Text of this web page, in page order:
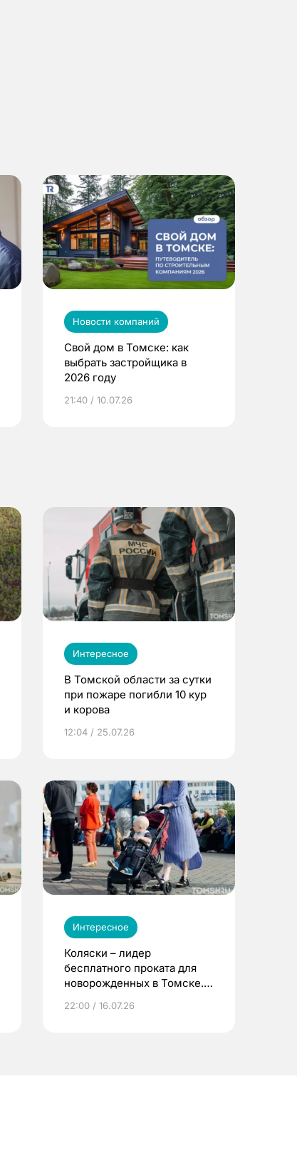
Новости компаний
Свой дом в Томске: как
выбрать застройщика в
2026 году
21:40 / 10.07.26
Интересное
В Томской области за сутки
при пожаре погибли 10 кур
и корова
12:04 / 25.07.26
Интересное
Коляски – лидер
бесплатного проката для
новорожденных в Томске.
22:00 / 16.07.26